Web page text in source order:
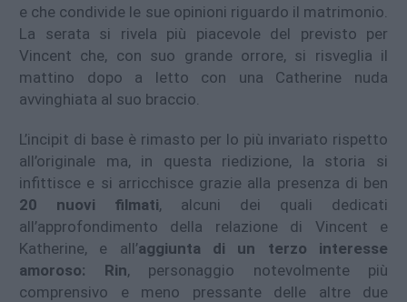
e che condivide le sue opinioni riguardo il matrimonio.
La serata si rivela più piacevole del previsto per
Vincent che, con suo grande orrore, si risveglia il
mattino dopo a letto con una Catherine nuda
avvinghiata al suo braccio.
L’incipit di base è rimasto per lo più invariato rispetto
all’originale ma, in questa riedizione, la storia si
infittisce e si arricchisce grazie alla presenza di ben
20 nuovi filmati, alcuni dei quali dedicati
all’approfondimento della relazione di Vincent e
Katherine, e all’aggiunta di un terzo interesse
amoroso: Rin, personaggio notevolmente più
comprensivo e meno pressante delle altre due